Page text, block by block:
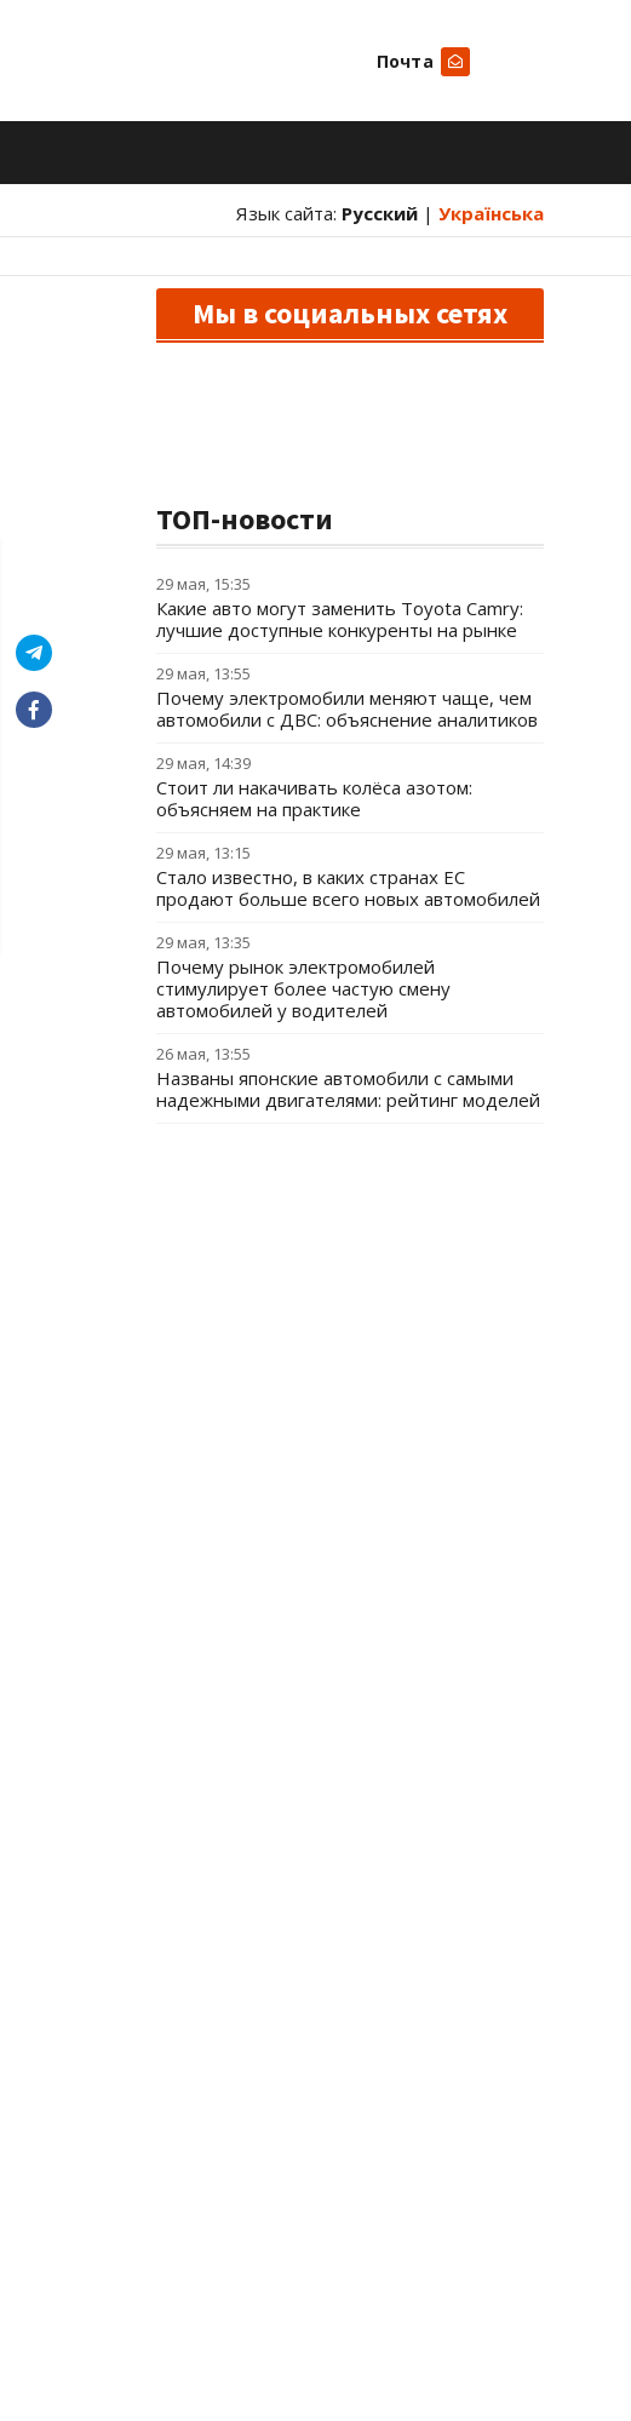
Почта
Язык сайта: Русский | Українська
Мы в социальных сетях
ТОП-новости
29 мая, 15:35
Какие авто могут заменить Toyota Camry:
лучшие доступные конкуренты на рынке
29 мая, 13:55
Почему электромобили меняют чаще, чем
автомобили с ДВС: объяснение аналитиков
29 мая, 14:39
Стоит ли накачивать колёса азотом:
объясняем на практике
29 мая, 13:15
Стало известно, в каких странах ЕС
продают больше всего новых автомобилей
29 мая, 13:35
Почему рынок электромобилей
стимулирует более частую смену
автомобилей у водителей
26 мая, 13:55
Названы японские автомобили с самыми
надежными двигателями: рейтинг моделей